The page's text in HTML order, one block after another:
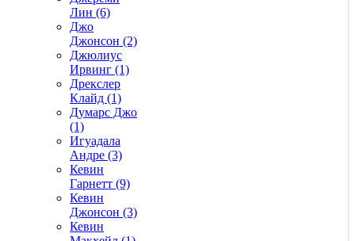
Лин (6)
Джо
Джонсон (2)
Джюлиус
Ирвинг (1)
Дрекслер
Клайд (1)
Думарс Джо
(1)
Игуадала
Андре (3)
Кевин
Гарнетт (9)
Кевин
Джонсон (3)
Кевин